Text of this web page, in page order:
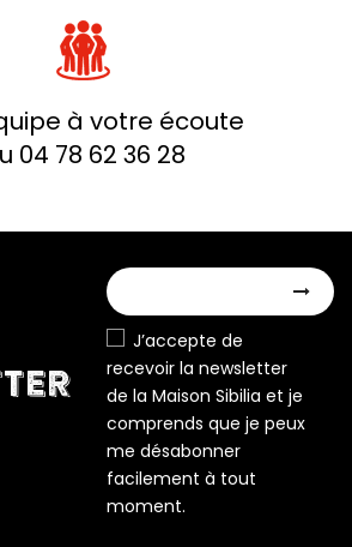
à votre écoute
04 78 62 36 28
J’accepte de
recevoir la newsletter
de la Maison Sibilia et je
comprends que je peux
me désabonner
facilement à tout
moment.